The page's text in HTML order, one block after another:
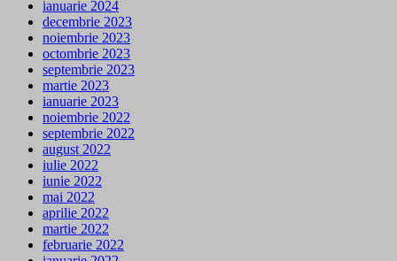
ianuarie 2024
decembrie 2023
noiembrie 2023
octombrie 2023
septembrie 2023
martie 2023
ianuarie 2023
noiembrie 2022
septembrie 2022
august 2022
iulie 2022
iunie 2022
mai 2022
aprilie 2022
martie 2022
februarie 2022